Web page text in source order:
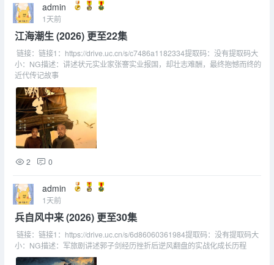
admin
1天前
江海潮生 (2026) 更至22集
链接：链接1：https://drive.uc.cn/s/c7486a1182334提取码：没有提取码大
小：NG描述：讲述状元实业家张謇实业报国，却壮志难酬，最终抱憾而终的
近代传记故事
2 0
admin
1天前
兵自风中来 (2026) 更至30集
链接：链接1：https://drive.uc.cn/s/6d86060361984提取码：没有提取码大
小：NG描述：军旅剧讲述郭子剑经历挫折后逆风翻盘的实战化成长历程